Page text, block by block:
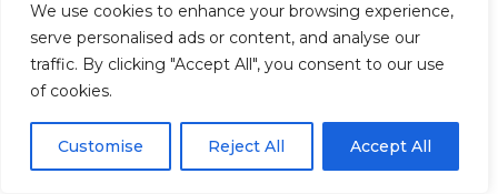
We use cookies to enhance your browsing experience,
serve personalised ads or content, and analyse our
traffic. By clicking "Accept All", you consent to our use
of cookies.
Customise Reject All Accept All
L’utilisation stratégique d’exemples
concrets constitue également un levier
puissant pour maintenir l’accessibilité sans
sacrifier la profondeur. Plutôt que d’exposer
abstraitement un concept complexe,
illustrez-le par une situation pratique que